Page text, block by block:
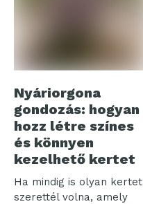
Nyáriorgona
gondozás: hogyan
hozz létre színes
és könnyen
kezelhető kertet
Ha mindig is olyan kertet
szerettél volna, amely